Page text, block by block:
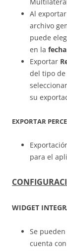
Al
archivo
puede
en la
Exportar
del tipo de
su
EXPORTAR
para el
WIDGET
Se
cuenta